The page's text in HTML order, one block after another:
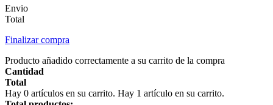
Envio
Total
Finalizar compra
Producto añadido correctamente a su carrito de la compra
Cantidad
Total
Hay 0 artículos en su carrito. Hay 1 artículo en su carrito.